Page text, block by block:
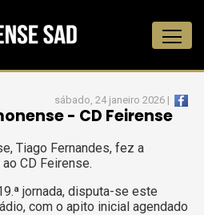
sábado, 24 janeiro 2026 |
- CD Feirense
Tiago Fernandes, fez a
CD Feirense.
jornada, disputa-se este
com o apito inicial agendado